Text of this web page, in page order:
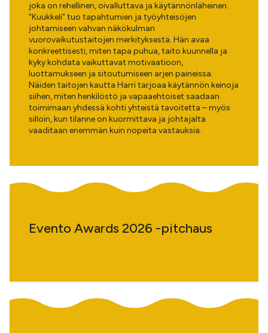
joka on rehellinen, oivalluttava ja käytännönläheinen.
"Kuukkeli" tuo tapahtumien ja työyhteisöjen
johtamiseen vahvan näkökulman
vuorovaikutustaitojen merkityksestä. Hän avaa
konkreettisesti, miten tapa puhua, taito kuunnella ja
kyky kohdata vaikuttavat motivaatioon,
luottamukseen ja sitoutumiseen arjen paineissa.
Näiden taitojen kautta Harri tarjoaa käytännön keinoja
siihen, miten henkilöstö ja vapaaehtoiset saadaan
toimimaan yhdessä kohti yhteistä tavoitetta – myös
silloin, kun tilanne on kuormittava ja johtajalta
vaaditaan enemmän kuin nopeita vastauksia.
Evento Awards 2026 -pitchaus